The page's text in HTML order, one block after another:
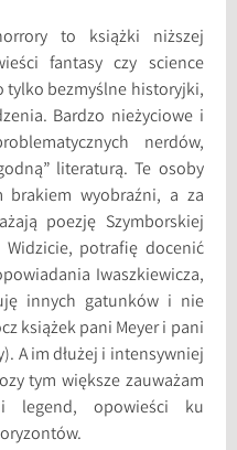
to książki niższej
fantasy czy science
tylko bezmyślne historyjki,
Bardzo nieżyciowe i
nerdów,
literaturą. Te osoby
brakiem wyobraźni, a za
poezję Szymborskiej
potrafię docenić
Iwaszkiewicza,
innych gatunków i nie
książek pani Meyer i pani
A im dłużej i intensywniej
tym większe zauważam
legend, opowieści ku